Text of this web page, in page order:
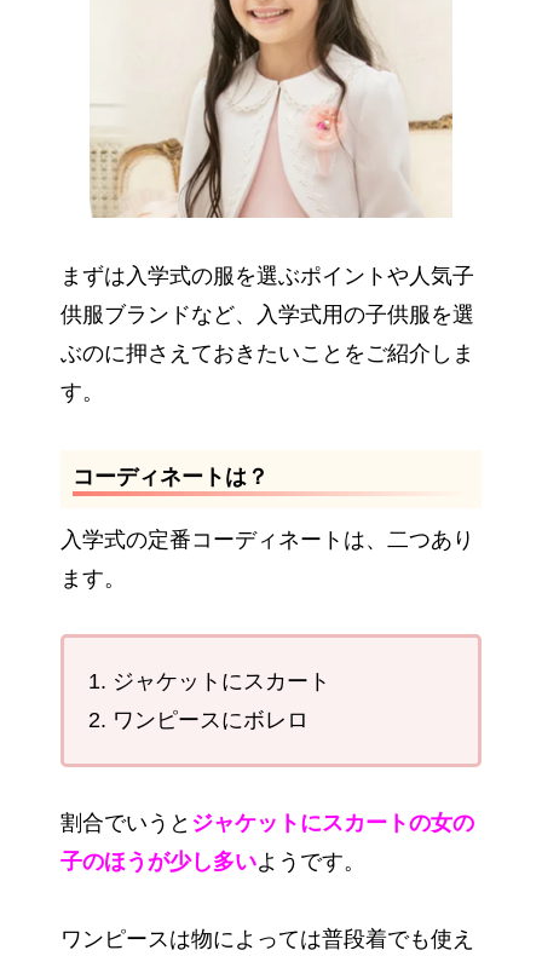
まずは入学式の服を選ぶポイントや人気子
供服ブランドなど、入学式用の子供服を選
ぶのに押さえておきたいことをご紹介しま
す。
コーディネートは？
入学式の定番コーディネートは、二つあり
ます。
1. ジャケットにスカート
2. ワンピースにボレロ
割合でいうと ジャケットにスカートの女の
子のほうが少し多いようです。
ワンピースは物によっては普段着でも使え